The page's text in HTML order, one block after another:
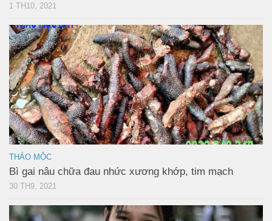
1 TH10, 2021
THẢO MỘC
Bì gai nâu chữa đau nhức xương khớp, tim mạch
30 TH9, 2021